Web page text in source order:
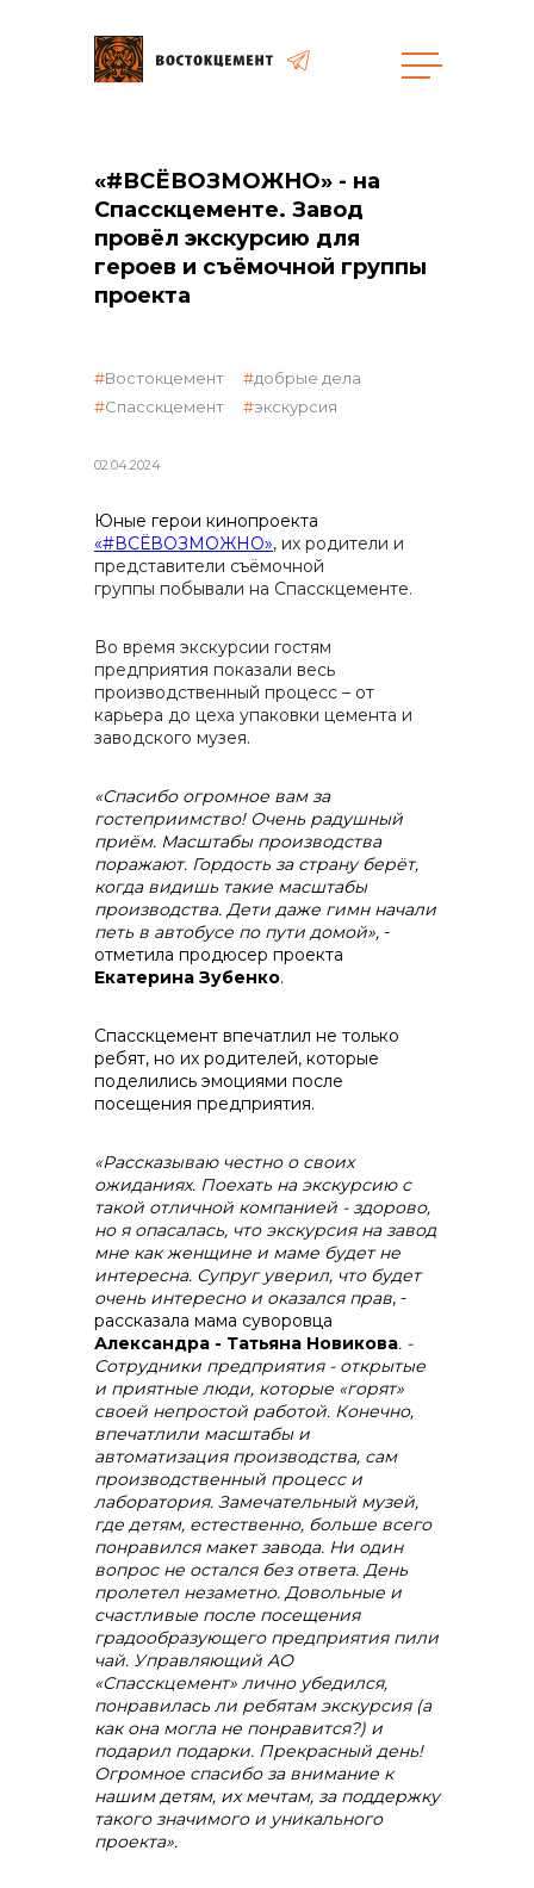
общая информация
контакты отдела закупок
Контакты
info@vostokcement.ru
«#ВСЁВОЗМОЖНО» - на
Спасскцементе. Завод
провёл экскурсию для
героев и съёмочной группы
проекта
02.04.2024
Востокцемент
добрые дела
Спасскцемент
экскурсия
Юные герои кинопроекта
«#ВСЁВОЗМОЖНО», их родители и
представители съёмочной
группы побывали на Спасскцементе.
Во время экскурсии гостям
предприятия показали весь
производственный процесс – от
карьера до цеха упаковки цемента и
заводского музея.
«Спасибо огромное вам за
гостеприимство! Очень радушный
приём. Масштабы производства
поражают. Гордость за страну берёт,
когда видишь такие масштабы
производства. Дети даже гимн начали
петь в автобусе по пути домой», -
отметила продюсер проекта
Екатерина Зубенко.
Спасскцемент впечатлил не только
ребят, но их родителей, которые
поделились эмоциями после
посещения предприятия.
«Рассказываю честно о своих
ожиданиях. Поехать на экскурсию с
такой отличной компанией - здорово,
но я опасалась, что экскурсия на завод
мне как женщине и маме будет не
интересна. Супруг уверил, что будет
очень интересно и оказался прав, -
рассказала мама суворовца
Александра - Татьяна Новикова. -
Сотрудники предприятия - открытые
и приятные люди, которые «горят»
своей непростой работой. Конечно,
впечатлили масштабы и
автоматизация производства, сам
производственный процесс и
лаборатория. Замечательный музей,
где детям, естественно, больше всего
понравился макет завода. Ни один
вопрос не остался без ответа. День
пролетел незаметно. Довольные и
счастливые после посещения
градообразующего предприятия пили
чай. Управляющий АО
«Спасскцемент» лично убедился,
понравилась ли ребятам экскурсия (а
как она могла не понравится?) и
подарил подарки. Прекрасный день!
Огромное спасибо за внимание к
нашим детям, их мечтам, за поддержку
такого значимого и уникального
проекта».